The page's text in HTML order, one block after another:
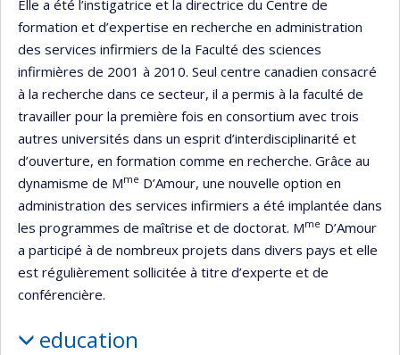
Elle a été l’instigatrice et la directrice du Centre de
formation et d’expertise en recherche en administration
des services infirmiers de la Faculté des sciences
infirmières de 2001 à 2010. Seul centre canadien consacré
à la recherche dans ce secteur, il a permis à la faculté de
travailler pour la première fois en consortium avec trois
autres universités dans un esprit d’interdisciplinarité et
d’ouverture, en formation comme en recherche. Grâce au
dynamisme de Mme D’Amour, une nouvelle option en
administration des services infirmiers a été implantée dans
les programmes de maîtrise et de doctorat. Mme D’Amour
a participé à de nombreux projets dans divers pays et elle
est régulièrement sollicitée à titre d’experte et de
conférencière.
education